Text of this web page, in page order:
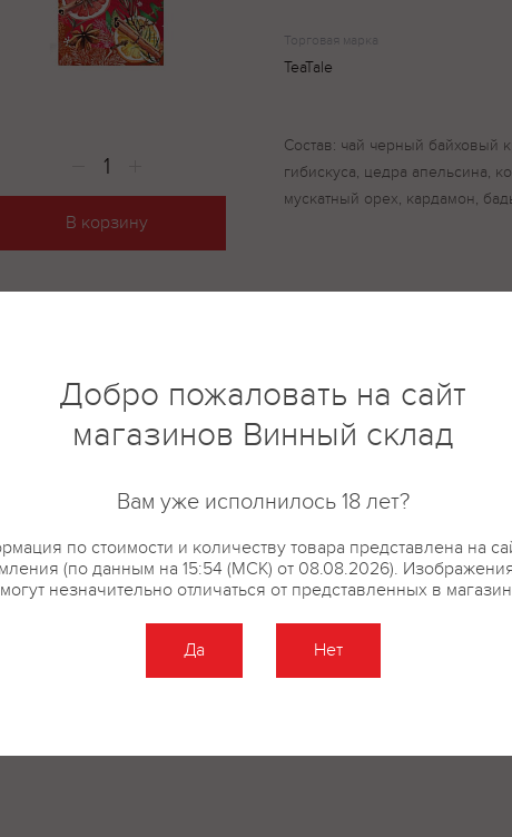
В корзину
Торговая марка
TeaTale
Состав: чай черный байховый
гибискуса, цедра апельсина,
мускатный орех, кардамон,
Добро пожаловать на сайт
магазинов Винный склад
Вам уже исполнилось 18 лет?
по стоимости и количеству товара представлена на
(по данным на 15:54 (МСК) от 08.08.2026).
могут незначительно отличаться от представленных в
Да Нет